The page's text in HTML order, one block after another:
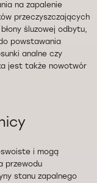
na zapalenie
przeczyszczających
śluzowej odbytu,
powstawania
analne czy
jest także nowotwór
i mogą
przewodu
stanu zapalnego